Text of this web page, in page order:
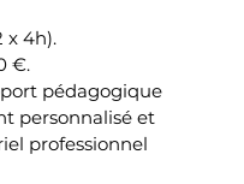
x 4h).
€.
pédagogique
personnalisé et
professionnel